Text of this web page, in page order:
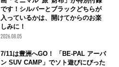
です！シルバーとブラックどちらが
入っているかは、開けてからのお楽
しみに！
2026.08.05
7/11は豊洲へGO！ 「BE-PAL アーバ
ン SUV CAMP」でソト遊びにぴった